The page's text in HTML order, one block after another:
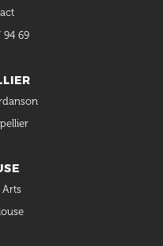
94 69
Arts